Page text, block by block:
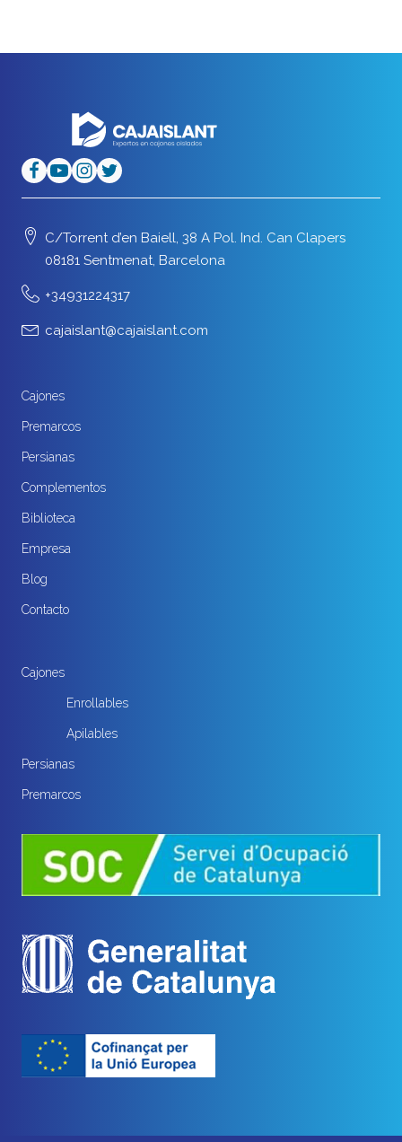
C/Torrent d’en Baiell, 38 A Pol. Ind. Can Clapers
08181 Sentmenat, Barcelona
+34931224317
cajaislant@cajaislant.com
Cajones
Premarcos
Persianas
Complementos
Biblioteca
Empresa
Blog
Contacto
Cajones
Enrollables
Apilables
Persianas
Premarcos